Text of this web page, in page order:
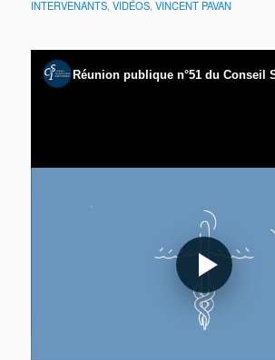
INTERVENANTS, VIDÉOS, VINCENT PAVAN